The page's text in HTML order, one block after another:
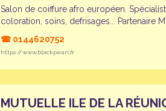
Salon de coiffure afro européen.
coloration, soins, defrisages... Partenaire
☎ 0144620752
https://www.blackpearl.fr
MUTUELLE ILE DE LA